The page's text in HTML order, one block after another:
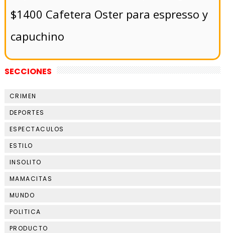
$1400 Cafetera Oster para espresso y
capuchino
SECCIONES
CRIMEN
DEPORTES
ESPECTACULOS
ESTILO
INSOLITO
MAMACITAS
MUNDO
POLITICA
PRODUCTO